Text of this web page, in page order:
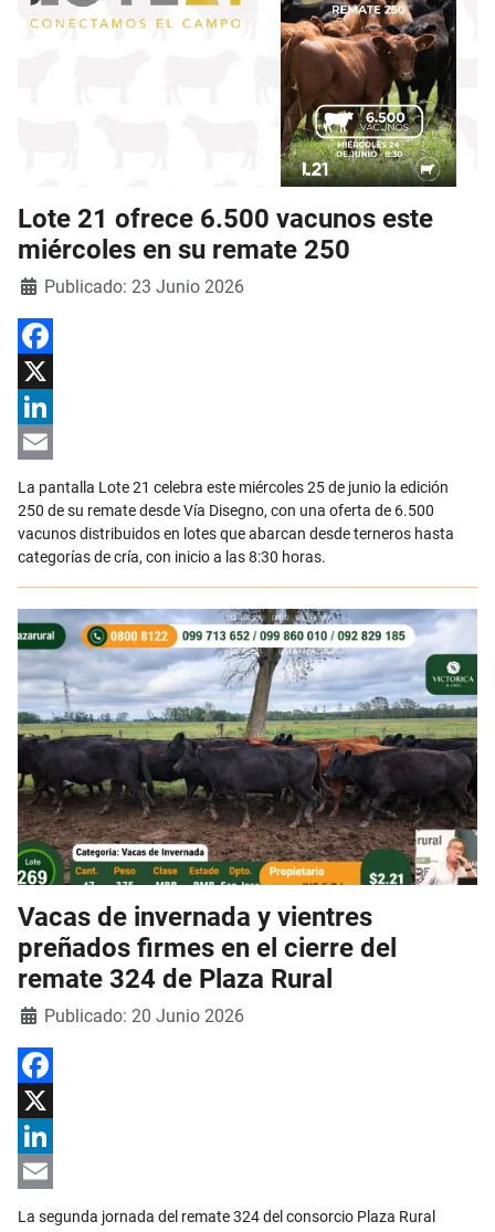
Lote 21 ofrece 6.500 vacunos este
miércoles en su remate 250
Detalles
Publicado: 23 Junio 2026
Facebook
X
LinkedIn
La pantalla Lote 21 celebra este miércoles 25 de junio la edición
250 de su remate desde Vía Disegno, con una oferta de 6.500
vacunos distribuidos en lotes que abarcan desde terneros hasta
categorías de cría, con inicio a las 8:30 horas.
Vacas de invernada y vientres
preñados firmes en el cierre del
remate 324 de Plaza Rural
Detalles
Publicado: 20 Junio 2026
Facebook
X
LinkedIn
La segunda jornada del remate 324 del consorcio Plaza Rural